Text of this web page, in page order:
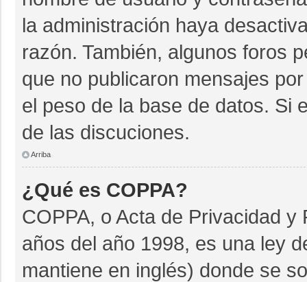
la administración haya
razón. También, algunos foros
que no publicaron mensajes
el peso de la base de datos. Si
de las discuciones.
Arriba
¿Qué es COPPA?
COPPA, o Acta de Privacidad
años del año 1998, es una ley
mantiene en inglés) donde se